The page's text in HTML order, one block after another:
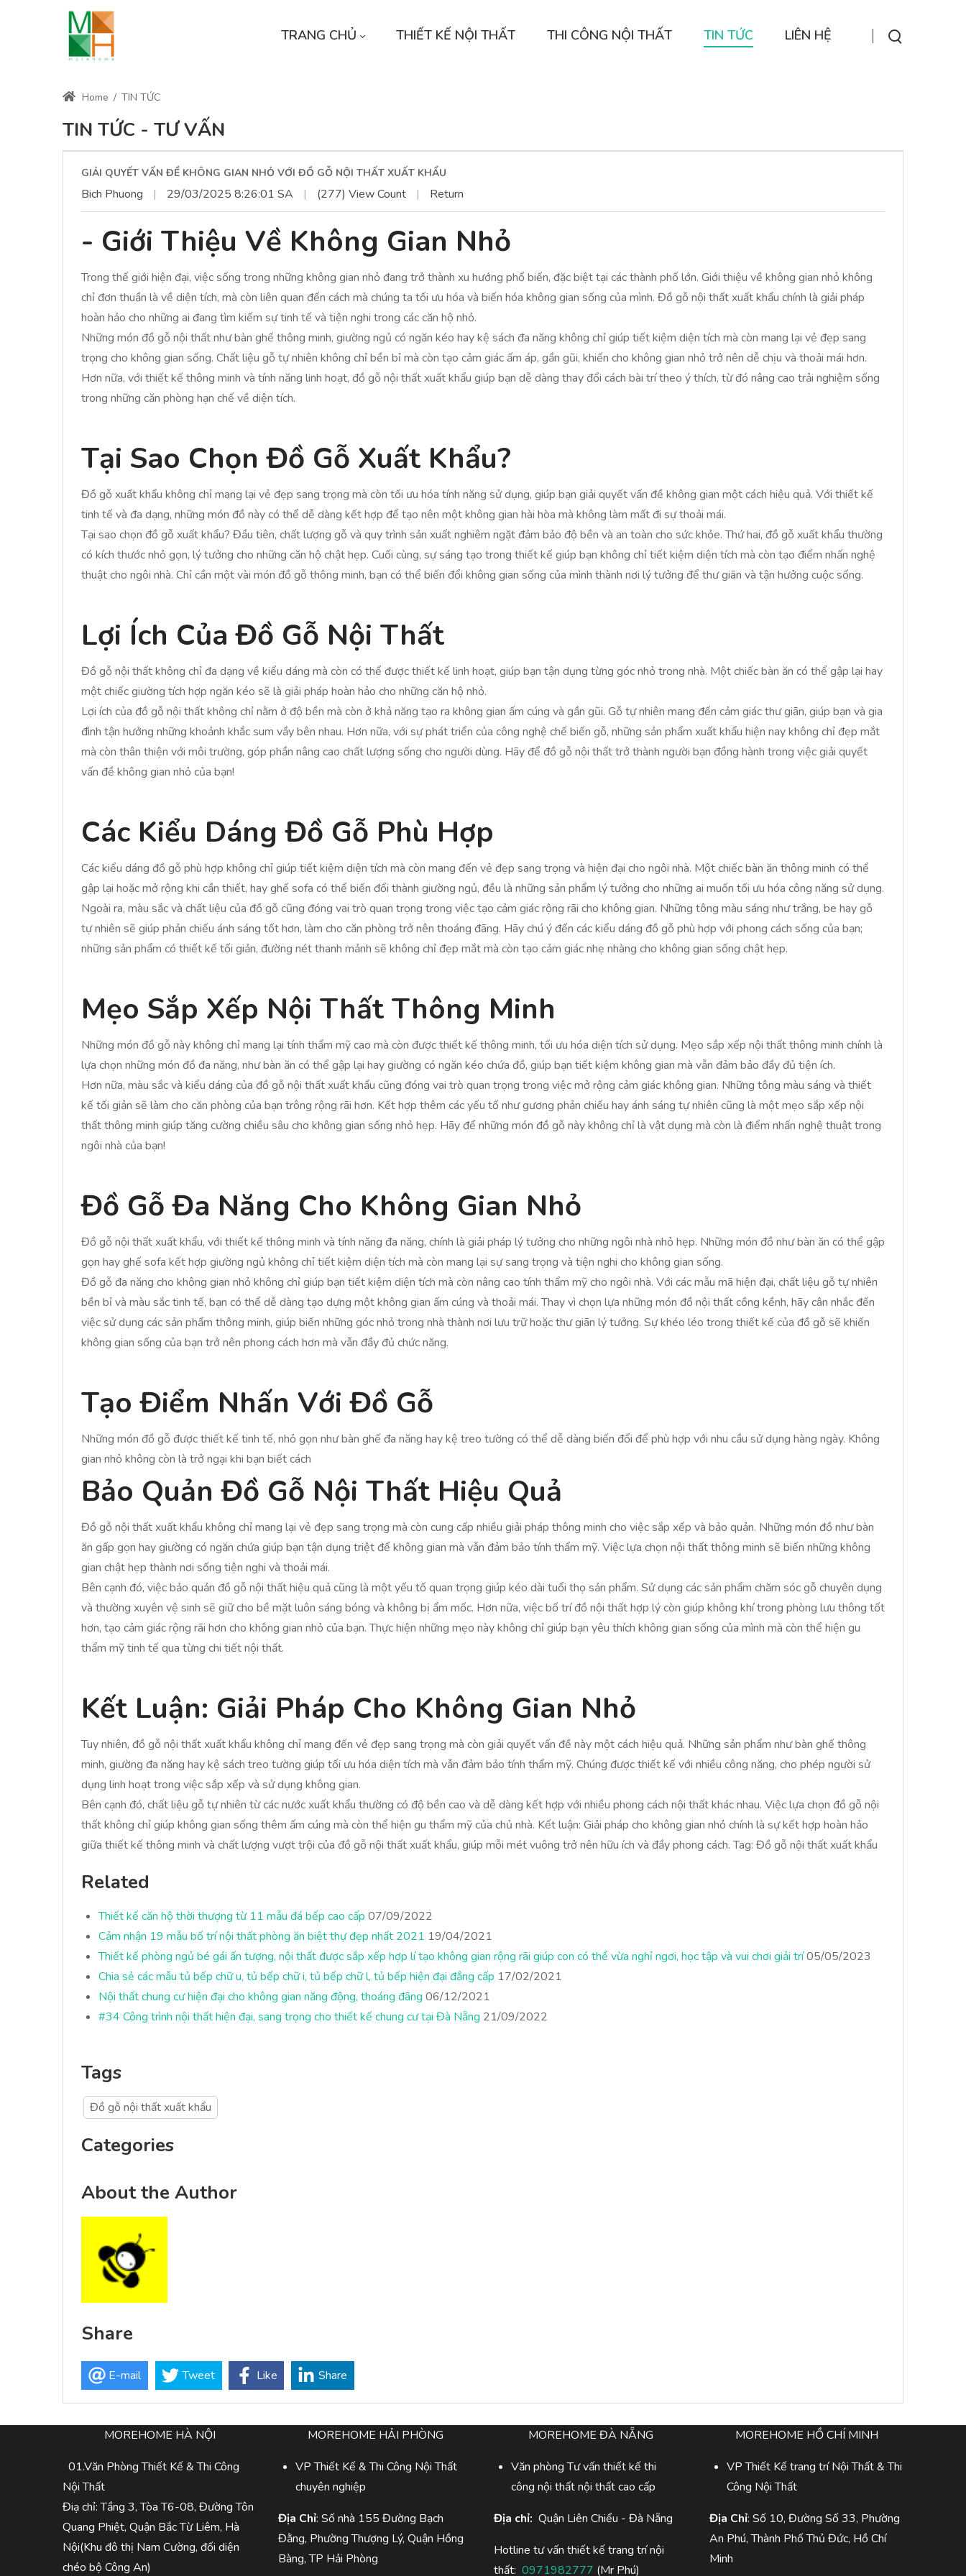
TRANG CHỦ THIẾT KẾ NỘI THẤT THI CÔNG NỘI THẤT TIN TỨC LIÊN HỆ
Home / TIN TỨC
TIN TỨC - TƯ VẤN
GIẢI QUYẾT VẤN ĐỀ KHÔNG GIAN NHỎ VỚI ĐỒ GỖ NỘI THẤT XUẤT KHẨU
Bich Phuong | 29/03/2025 8:26:01 SA | (277) View Count | Return
- Giới Thiệu Về Không Gian Nhỏ
Trong thế giới hiện đại, việc sống trong những không gian nhỏ đang trở thành xu hướng phổ biến, đặc biệt tại các thành phố lớn. Giới thiệu về không gian nhỏ không
chỉ đơn thuần là về diện tích, mà còn liên quan đến cách mà chúng ta tối ưu hóa và biến hóa không gian sống của mình. Đồ gỗ nội thất xuất khẩu chính là giải pháp
hoàn hảo cho những ai đang tìm kiếm sự tinh tế và tiện nghi trong các căn hộ nhỏ.
Những món đồ gỗ nội thất như bàn ghế thông minh, giường ngủ có ngăn kéo hay kệ sách đa năng không chỉ giúp tiết kiệm diện tích mà còn mang lại vẻ đẹp sang
trọng cho không gian sống. Chất liệu gỗ tự nhiên không chỉ bền bỉ mà còn tạo cảm giác ấm áp, gần gũi, khiến cho không gian nhỏ trở nên dễ chịu và thoải mái hơn.
Hơn nữa, với thiết kế thông minh và tính năng linh hoạt, đồ gỗ nội thất xuất khẩu giúp bạn dễ dàng thay đổi cách bài trí theo ý thích, từ đó nâng cao trải nghiệm sống
trong những căn phòng hạn chế về diện tích.
Tại Sao Chọn Đồ Gỗ Xuất Khẩu?
Đồ gỗ xuất khẩu không chỉ mang lại vẻ đẹp sang trọng mà còn tối ưu hóa tính năng sử dụng, giúp bạn giải quyết vấn đề không gian một cách hiệu quả. Với thiết kế
tinh tế và đa dạng, những món đồ này có thể dễ dàng kết hợp để tạo nên một không gian hài hòa mà không làm mất đi sự thoải mái.
Tại sao chọn đồ gỗ xuất khẩu? Đầu tiên, chất lượng gỗ và quy trình sản xuất nghiêm ngặt đảm bảo độ bền và an toàn cho sức khỏe. Thứ hai, đồ gỗ xuất khẩu thường
có kích thước nhỏ gọn, lý tưởng cho những căn hộ chật hẹp. Cuối cùng, sự sáng tạo trong thiết kế giúp bạn không chỉ tiết kiệm diện tích mà còn tạo điểm nhấn nghệ
thuật cho ngôi nhà. Chỉ cần một vài món đồ gỗ thông minh, bạn có thể biến đổi không gian sống của mình thành nơi lý tưởng để thư giãn và tận hưởng cuộc sống.
Lợi Ích Của Đồ Gỗ Nội Thất
Đồ gỗ nội thất không chỉ đa dạng về kiểu dáng mà còn có thể được thiết kế linh hoạt, giúp bạn tận dụng từng góc nhỏ trong nhà. Một chiếc bàn ăn có thể gập lại hay
một chiếc giường tích hợp ngăn kéo sẽ là giải pháp hoàn hảo cho những căn hộ nhỏ.
Lợi ích của đồ gỗ nội thất không chỉ nằm ở độ bền mà còn ở khả năng tạo ra không gian ấm cúng và gần gũi. Gỗ tự nhiên mang đến cảm giác thư giãn, giúp bạn và gia
đình tận hưởng những khoảnh khắc sum vầy bên nhau. Hơn nữa, với sự phát triển của công nghệ chế biến gỗ, những sản phẩm xuất khẩu hiện nay không chỉ đẹp mắt
mà còn thân thiện với môi trường, góp phần nâng cao chất lượng sống cho người dùng. Hãy để đồ gỗ nội thất trở thành người bạn đồng hành trong việc giải quyết
vấn đề không gian nhỏ của bạn!
Các Kiểu Dáng Đồ Gỗ Phù Hợp
Các kiểu dáng đồ gỗ phù hợp không chỉ giúp tiết kiệm diện tích mà còn mang đến vẻ đẹp sang trọng và hiện đại cho ngôi nhà. Một chiếc bàn ăn thông minh có thể
gập lại hoặc mở rộng khi cần thiết, hay ghế sofa có thể biến đổi thành giường ngủ, đều là những sản phẩm lý tưởng cho những ai muốn tối ưu hóa công năng sử dụng.
Ngoài ra, màu sắc và chất liệu của đồ gỗ cũng đóng vai trò quan trọng trong việc tạo cảm giác rộng rãi cho không gian. Những tông màu sáng như trắng, be hay gỗ
tự nhiên sẽ giúp phản chiếu ánh sáng tốt hơn, làm cho căn phòng trở nên thoáng đãng. Hãy chú ý đến các kiểu dáng đồ gỗ phù hợp với phong cách sống của bạn;
những sản phẩm có thiết kế tối giản, đường nét thanh mảnh sẽ không chỉ đẹp mắt mà còn tạo cảm giác nhẹ nhàng cho không gian sống chật hẹp.
Mẹo Sắp Xếp Nội Thất Thông Minh
Những món đồ gỗ này không chỉ mang lại tính thẩm mỹ cao mà còn được thiết kế thông minh, tối ưu hóa diện tích sử dụng. Mẹo sắp xếp nội thất thông minh chính là
lựa chọn những món đồ đa năng, như bàn ăn có thể gập lại hay giường có ngăn kéo chứa đồ, giúp bạn tiết kiệm không gian mà vẫn đảm bảo đầy đủ tiện ích.
Hơn nữa, màu sắc và kiểu dáng của đồ gỗ nội thất xuất khẩu cũng đóng vai trò quan trọng trong việc mở rộng cảm giác không gian. Những tông màu sáng và thiết
kế tối giản sẽ làm cho căn phòng của bạn trông rộng rãi hơn. Kết hợp thêm các yếu tố như gương phản chiếu hay ánh sáng tự nhiên cũng là một mẹo sắp xếp nội
thất thông minh giúp tăng cường chiều sâu cho không gian sống nhỏ hẹp. Hãy để những món đồ gỗ này không chỉ là vật dụng mà còn là điểm nhấn nghệ thuật trong
ngôi nhà của bạn!
Đồ Gỗ Đa Năng Cho Không Gian Nhỏ
Đồ gỗ nội thất xuất khẩu, với thiết kế thông minh và tính năng đa năng, chính là giải pháp lý tưởng cho những ngôi nhà nhỏ hẹp. Những món đồ như bàn ăn có thể gập
gọn hay ghế sofa kết hợp giường ngủ không chỉ tiết kiệm diện tích mà còn mang lại sự sang trọng và tiện nghi cho không gian sống.
Đồ gỗ đa năng cho không gian nhỏ không chỉ giúp bạn tiết kiệm diện tích mà còn nâng cao tính thẩm mỹ cho ngôi nhà. Với các mẫu mã hiện đại, chất liệu gỗ tự nhiên
bền bỉ và màu sắc tinh tế, bạn có thể dễ dàng tạo dựng một không gian ấm cúng và thoải mái. Thay vì chọn lựa những món đồ nội thất cồng kềnh, hãy cân nhắc đến
việc sử dụng các sản phẩm thông minh, giúp biến những góc nhỏ trong nhà thành nơi lưu trữ hoặc thư giãn lý tưởng. Sự khéo léo trong thiết kế của đồ gỗ sẽ khiến
không gian sống của bạn trở nên phong cách hơn mà vẫn đầy đủ chức năng.
Tạo Điểm Nhấn Với Đồ Gỗ
Những món đồ gỗ được thiết kế tinh tế, nhỏ gọn như bàn ghế đa năng hay kệ treo tường có thể dễ dàng biến đổi để phù hợp với nhu cầu sử dụng hàng ngày. Không
gian nhỏ không còn là trở ngại khi bạn biết cách
Bảo Quản Đồ Gỗ Nội Thất Hiệu Quả
Đồ gỗ nội thất xuất khẩu không chỉ mang lại vẻ đẹp sang trọng mà còn cung cấp nhiều giải pháp thông minh cho việc sắp xếp và bảo quản. Những món đồ như bàn
ăn gấp gọn hay giường có ngăn chứa giúp bạn tận dụng triệt để không gian mà vẫn đảm bảo tính thẩm mỹ. Việc lựa chọn nội thất thông minh sẽ biến những không
gian chật hẹp thành nơi sống tiện nghi và thoải mái.
Bên cạnh đó, việc bảo quản đồ gỗ nội thất hiệu quả cũng là một yếu tố quan trọng giúp kéo dài tuổi thọ sản phẩm. Sử dụng các sản phẩm chăm sóc gỗ chuyên dụng
và thường xuyên vệ sinh sẽ giữ cho bề mặt luôn sáng bóng và không bị ẩm mốc. Hơn nữa, việc bố trí đồ nội thất hợp lý còn giúp không khí trong phòng lưu thông tốt
hơn, tạo cảm giác rộng rãi hơn cho không gian nhỏ của bạn. Thực hiện những mẹo này không chỉ giúp bạn yêu thích không gian sống của mình mà còn thể hiện gu
thẩm mỹ tinh tế qua từng chi tiết nội thất.
Kết Luận: Giải Pháp Cho Không Gian Nhỏ
Tuy nhiên, đồ gỗ nội thất xuất khẩu không chỉ mang đến vẻ đẹp sang trọng mà còn giải quyết vấn đề này một cách hiệu quả. Những sản phẩm như bàn ghế thông
minh, giường đa năng hay kệ sách treo tường giúp tối ưu hóa diện tích mà vẫn đảm bảo tính thẩm mỹ. Chúng được thiết kế với nhiều công năng, cho phép người sử
dụng linh hoạt trong việc sắp xếp và sử dụng không gian.
Bên cạnh đó, chất liệu gỗ tự nhiên từ các nước xuất khẩu thường có độ bền cao và dễ dàng kết hợp với nhiều phong cách nội thất khác nhau. Việc lựa chọn đồ gỗ nội
thất không chỉ giúp không gian sống thêm ấm cúng mà còn thể hiện gu thẩm mỹ của chủ nhà. Kết luận: Giải pháp cho không gian nhỏ chính là sự kết hợp hoàn hảo
giữa thiết kế thông minh và chất lượng vượt trội của đồ gỗ nội thất xuất khẩu, giúp mỗi mét vuông trở nên hữu ích và đầy phong cách. Tag: Đồ gỗ nội thất xuất khẩu
Related
Thiết kế căn hộ thời thượng từ 11 mẫu đá bếp cao cấp 07/09/2022
Cảm nhận 19 mẫu bố trí nội thất phòng ăn biệt thự đẹp nhất 2021 19/04/2021
Thiết kế phòng ngủ bé gái ấn tượng, nội thất được sắp xếp hợp lí tạo không gian rộng rãi giúp con có thể vừa nghỉ ngơi, học tập và vui chơi giải trí05/05/2023
Chia sẻ các mẫu tủ bếp chữ u, tủ bếp chữ i, tủ bếp chữ l, tủ bếp hiện đại đẳng cấp 17/02/2021
Nội thất chung cư hiện đại cho không gian năng động, thoáng đãng 06/12/2021
#34 Công trình nội thất hiện đại, sang trọng cho thiết kế chung cư tại Đà Nẵng 21/09/2022
Tags
Đồ gỗ nội thất xuất khẩu
Categories
About the Author
Share
E-mail Tweet Like Share
MOREHOME HÀ NỘI
01.Văn Phòng Thiết Kế & Thi Công
Nội Thất
Điạ chỉ: Tầng 3, Tòa T6-08, Đường Tôn
Quang Phiệt, Quận Bắc Từ Liêm, Hà
Nội(Khu đô thị Nam Cường, đối diện
chéo bộ Công An)
MOREHOME HẢI PHÒNG
VP Thiết Kế & Thi Công Nội Thất
chuyên nghiệp
Địa Chỉ: Số nhà 155 Đường Bạch
Đằng, Phường Thượng Lý, Quận Hồng
Bàng, TP Hải Phòng
MOREHOME ĐÀ NẴNG
Văn phòng Tư vấn thiết kế thi
công nội thất nội thất cao cấp
Địa chỉ: Quận Liên Chiểu - Đà Nẵng
Hotline tư vấn thiết kế trang trí nội
thất: 0971982777 (Mr Phú)
MOREHOME HỒ CHÍ MINH
VP Thiết Kế trang trí Nội Thất & Thi
Công Nội Thất
Địa Chỉ: Số 10, Đường Số 33, Phường
An Phú, Thành Phố Thủ Đức, Hồ Chí
Minh